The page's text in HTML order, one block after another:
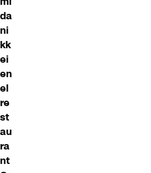
da
ni
kk
ei
en
el
re
st
au
ra
nt